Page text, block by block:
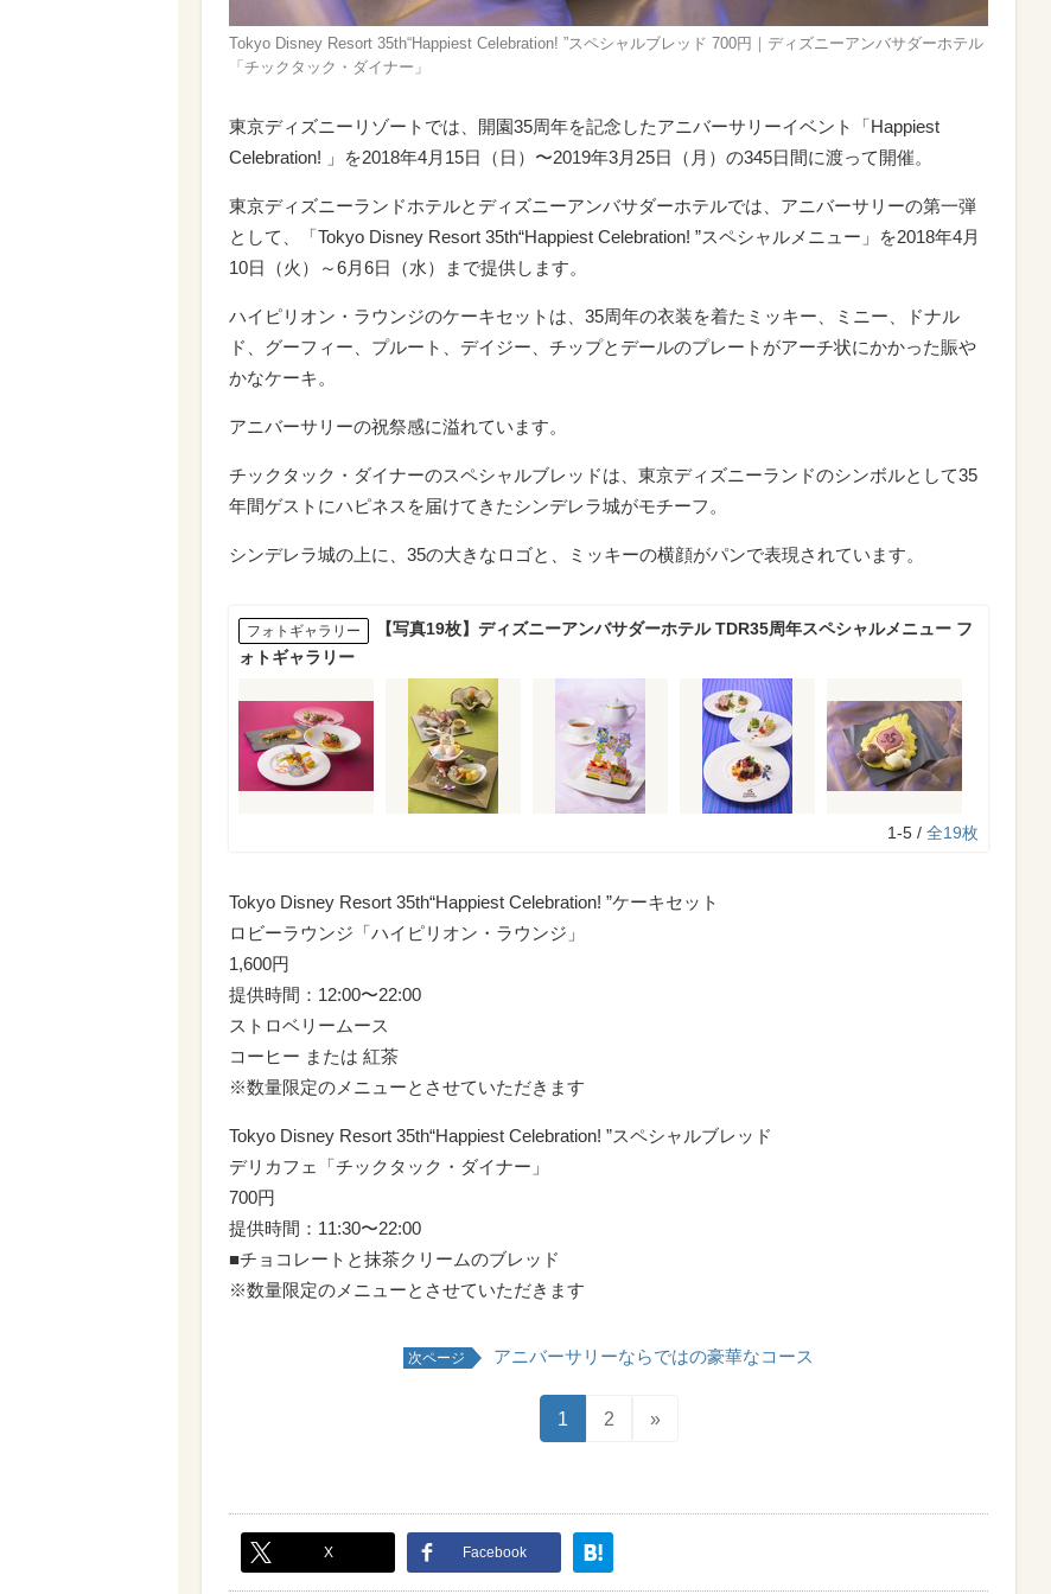
Tokyo Disney Resort 35th“Happiest Celebration! ”スペシャルブレッド 700円｜ディズニーアンバサダーホテル
「チックタック・ダイナー」
東京ディズニーリゾートでは、開園35周年を記念したアニバーサリーイベント「Happiest
Celebration! 」を2018年4月15日（日）〜2019年3月25日（月）の345日間に渡って開催。
東京ディズニーランドホテルとディズニーアンバサダーホテルでは、アニバーサリーの第一弾
として、「Tokyo Disney Resort 35th“Happiest Celebration! ”スペシャルメニュー」を2018年4月
10日（火）～6月6日（水）まで提供します。
ハイピリオン・ラウンジのケーキセットは、35周年の衣装を着たミッキー、ミニー、ドナル
ド、グーフィー、プルート、デイジー、チップとデールのプレートがアーチ状にかかった賑や
かなケーキ。
アニバーサリーの祝祭感に溢れています。
チックタック・ダイナーのスペシャルブレッドは、東京ディズニーランドのシンボルとして35
年間ゲストにハピネスを届けてきたシンデレラ城がモチーフ。
シンデレラ城の上に、35の大きなロゴと、ミッキーの横顔がパンで表現されています。
フォトギャラリー
【写真19枚】ディズニーアンバサダーホテル TDR35周年スペシャルメニュー フ
ォトギャラリー
1-5 / 全19枚
Tokyo Disney Resort 35th“Happiest Celebration! ”ケーキセット
ロビーラウンジ「ハイピリオン・ラウンジ」
1,600円
提供時間：12:00〜22:00
ストロベリームース
コーヒー または 紅茶
※数量限定のメニューとさせていただきます
Tokyo Disney Resort 35th“Happiest Celebration! ”スペシャルブレッド
デリカフェ「チックタック・ダイナー」
700円
提供時間：11:30〜22:00
■チョコレートと抹茶クリームのブレッド
※数量限定のメニューとさせていただきます
次ページ アニバーサリーならではの豪華なコース
1 2 »
X Facebook